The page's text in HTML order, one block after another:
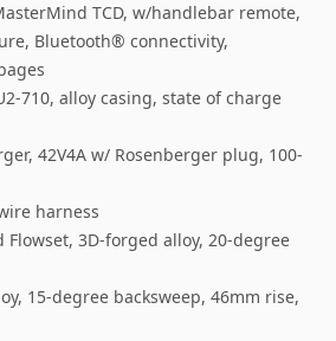
TCD, w/handlebar remote,
Bluetooth® connectivity,
710, alloy casing, state of charge
42V4A w/ Rosenberger plug, 100-
harness
Flowset, 3D-forged alloy, 20-degree
15-degree backsweep, 46mm rise,